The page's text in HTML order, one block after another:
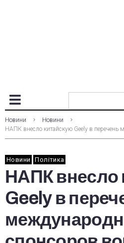
Новини
Новини
НАПК внесло китайскую Geely в перечень
Новини Політика
НАПК внесло
Geely в